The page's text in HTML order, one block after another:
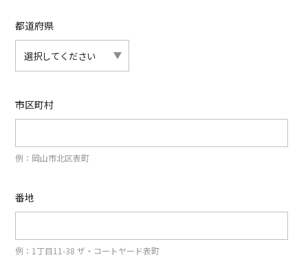
都道府県
市区町村
例：岡山市北区表町
番地
例：1丁目11-38 ザ・コートヤード表町